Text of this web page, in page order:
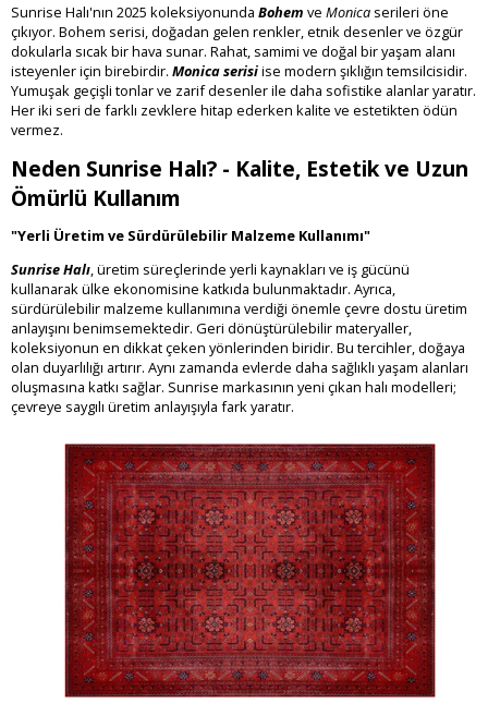
Sunrise Halı'nın 2025 koleksiyonunda Bohem ve Monica serileri öne
çıkıyor. Bohem serisi, doğadan gelen renkler, etnik desenler ve özgür
dokularla sıcak bir hava sunar. Rahat, samimi ve doğal bir yaşam alanı
isteyenler için birebirdir. Monica serisiise modern şıklığın temsilcisidir.
Yumuşak geçişli tonlar ve zarif desenler ile daha sofistike alanlar yaratır.
Her iki seri de farklı zevklere hitap ederken kalite ve estetikten ödün
vermez.
Neden Sunrise Halı? - Kalite, Estetik ve Uzun
Ömürlü Kullanım
"Yerli Üretim ve Sürdürülebilir Malzeme Kullanımı"
Sunrise Halı, üretim süreçlerinde yerli kaynakları ve iş gücünü
kullanarak ülke ekonomisine katkıda bulunmaktadır. Ayrıca,
sürdürülebilir malzeme kullanımına verdiği önemle çevre dostu üretim
anlayışını benimsemektedir. Geri dönüştürülebilir materyaller,
koleksiyonun en dikkat çeken yönlerinden biridir. Bu tercihler, doğaya
olan duyarlılığı artırır. Aynı zamanda evlerde daha sağlıklı yaşam alanları
oluşmasına katkı sağlar. Sunrise markasının yeni çıkan halı modelleri;
çevreye saygılı üretim anlayışıyla fark yaratır.